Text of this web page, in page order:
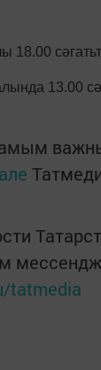
18.00
13.00
tatmedia